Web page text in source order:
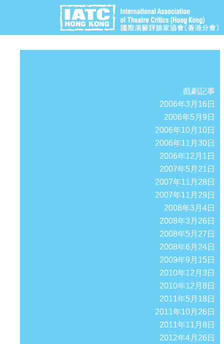
戲劇記事
2006年3月16日
2006年5月9日
2006年10月10日
2006年11月30日
2006年12月1日
2007年5月21日
2007年11月28日
2007年11月29日
2008年3月4日
2008年3月26日
2008年5月27日
2008年6月24日
2009年9月15日
2010年12月3日
2010年12月8日
2011年5月18日
2011年10月26日
2011年11月8日
2012年4月26日